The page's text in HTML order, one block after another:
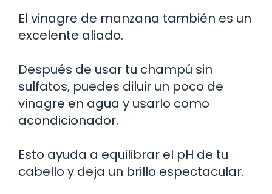
El vinagre de manzana también es un
excelente aliado.
Después de usar tu champú sin
sulfatos, puedes diluir un poco de
vinagre en agua y usarlo como
acondicionador.
Esto ayuda a equilibrar el pH de tu
cabello y deja un brillo espectacular.